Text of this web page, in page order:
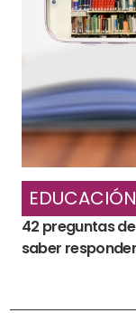
EDUCACIÓN
42 preguntas
saber responder